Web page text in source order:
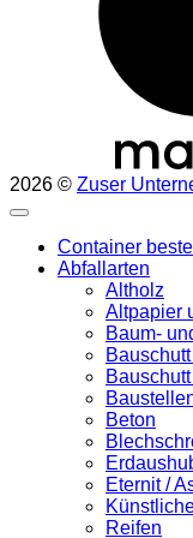
2026 © Zuser
Container
Abfallarten
Altholz
Altpapier
Baum-
Beton
Eternit /
Reifen